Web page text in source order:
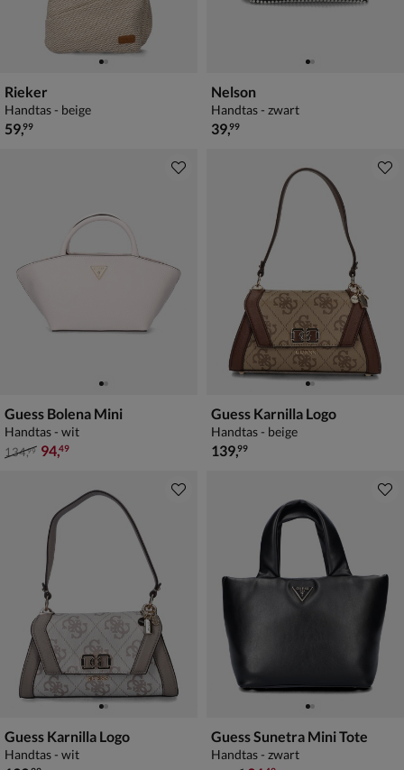
Rieker
Handtas - beige
€ 59,99
59,99
Nelson
Handtas - zwart
€ 39,99
39,99
Guess Bolena Mini
Handtas - wit
van € 134,99 voor € 94,49
134,99 94,49
Guess Karnilla Logo
Handtas - beige
€ 139,99
139,99
Guess Karnilla Logo
Handtas - wit
Guess Sunetra Mini Tote
Handtas - zwart